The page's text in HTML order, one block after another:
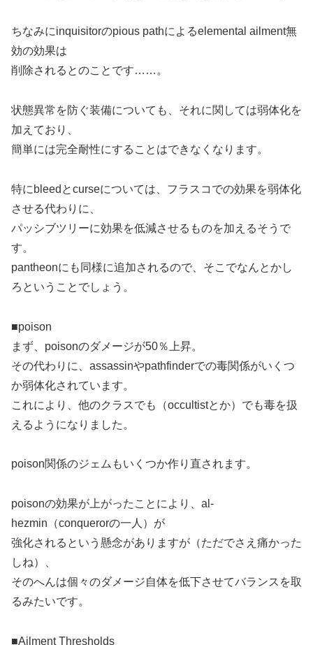
ちなみにinquisitorのpious pathによるelemental ailment無
効の効果は
削除されるとのことです……。
状態異常を防ぐ装備についても、それに関しては弱体化を
加えており、
簡単には完全耐性にすることはできなくなります。
特にbleedとcurseについては、フラスコでの効果を弱体化
させる代わりに、
パッシブツリーに効果を低減させるものを加えるそうで
す。
pantheonにも同様に追加されるので、そこでなんとかし
ろということでしょう。
■poison
まず、poisonのダメージが50％上昇。
その代わりに、assassinやpathfinderでの毒関係がいくつ
か弱体化されています。
これにより、他のクラスでも（occultistとか）でも毒を扱
えるようになりました。
poison関係のジェムもいくつか作り直されます。
poisonの効果が上がったことにより、al-
hezmin（conquerorの一人）が
強化されるという懸念がありますが（ただでさえ痛かった
しね）、
そのへんは個々のダメージ自体を低下させてバランスを取
るみたいです。
■Ailment Thresholds